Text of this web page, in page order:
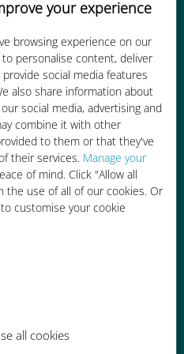
your experience
browsing experience on our
personalise content, deliver
social media features
also share information about
social media, advertising and
combine it with other
to them or that they've
their services. Manage your
of mind. Click "Allow all
the use of all of our cookies. Or
customise your cookie
all cookies
do que as
de sua
atual
por meio do